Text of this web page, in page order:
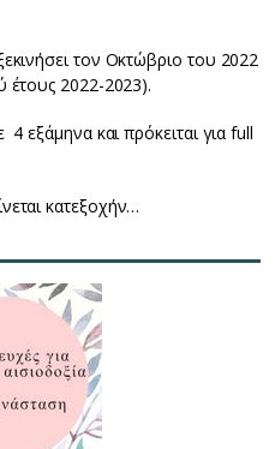
τον Οκτώβριο του 2022
έτους 2022-2023).
εξάμηνα και πρόκειται για full
κατεξοχήν…